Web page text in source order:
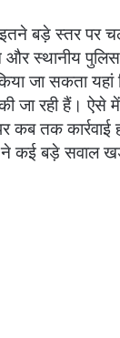
बड़े स्तर पर
स्थानीय
जा सकता यहां
की जा रही हैं।
कब तक
कई बड़े सवाल